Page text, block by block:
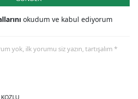
okudum ve kabul ediyorum
yok, ilk yorumu siz yazın, tartışalım *
KOZLU